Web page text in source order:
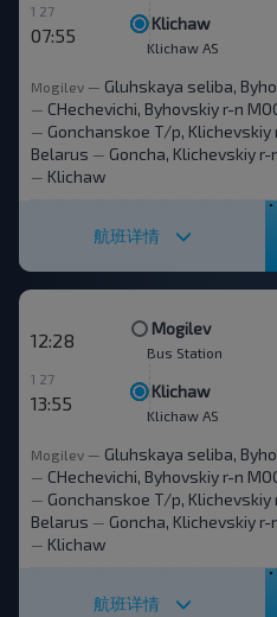
1 27
07:55
Klichaw
Klichaw AS
Mogilev — Gluhskaya seliba,
— CHechevichi, Byhovskiy r-n
— Gonchanskoe T/p, Klichevskiy
Belarus — Goncha, Klichevskiy r-
— Klichaw
航班详情
12:28
Mogilev
Bus Station
1 27
13:55
Klichaw
Klichaw AS
Mogilev — Gluhskaya seliba,
— CHechevichi, Byhovskiy r-n
— Gonchanskoe T/p, Klichevskiy
Belarus — Goncha, Klichevskiy r-
— Klichaw
航班详情